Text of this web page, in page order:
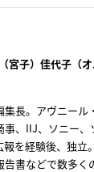
集長。アヴニール
、IIJ、ソニー、
報を経験後、独立
告書などで数多く